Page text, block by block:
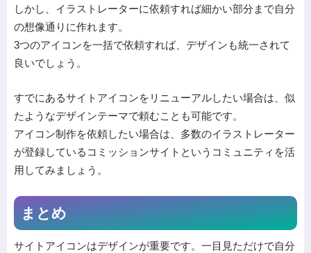
しかし、イラストレーターに依頼すれば細かい部分まで自分
の想像通りに作れます。
3つのアイコンを一括で依頼すれば、デザインも統一されて
良いでしょう。
すでにあるサイトアイコンをリニューアルしたい場合は、似
たようなデザインテーマで頼むことも可能です。
アイコン制作を依頼したい場合は、多数のイラストレーター
が登録しているコミッションサイトというコミュニティを活
用してみましょう。
まとめ
サイトアイコンはデザインが重要です。一目見ただけで自分